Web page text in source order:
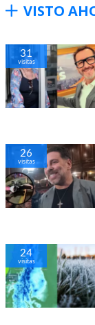
VISTO
31
visitas
26
visitas
24
visitas